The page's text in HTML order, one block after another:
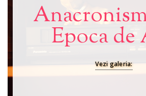
Epoca de
Vezi galeria: